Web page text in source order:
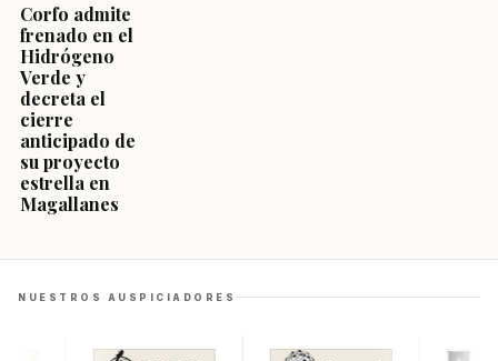
Corfo admite
frenado en el
Hidrógeno
Verde y
decreta el
cierre
anticipado de
su proyecto
estrella en
Magallanes
NUESTROS AUSPICIADORES